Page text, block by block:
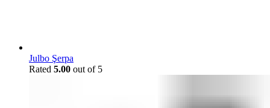
Julbo Şerpa
Rated 5.00 out of 5